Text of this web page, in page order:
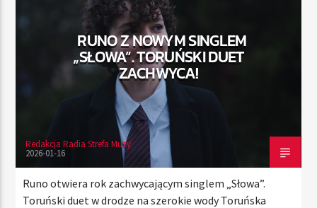
RADIO STREFA MUZY
24:00
RUNO Z NOWYM SINGLEM
„SŁOWA”. TORUŃSKI DUET
ZACHWYCA!
Redakcja Radia Strefa Muzy
2026-01-16
Runo otwiera rok zachwycającym singlem „Słowa”.
Toruński duet w drodze na szerokie wody Toruńska